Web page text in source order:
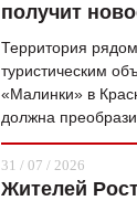
получит
Территория
туристическим
«Малинки» в
должна
31 / 07 / 2026
Жителей